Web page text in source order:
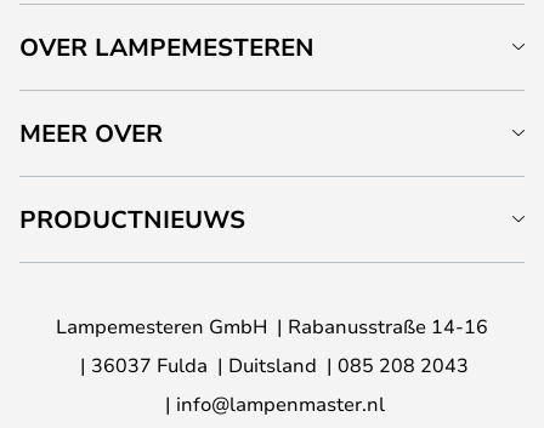
OVER LAMPEMESTEREN
MEER OVER
PRODUCTNIEUWS
Lampemesteren GmbH
Rabanusstraße 14-16
36037 Fulda
Duitsland
085 208 2043
info@lampenmaster.nl